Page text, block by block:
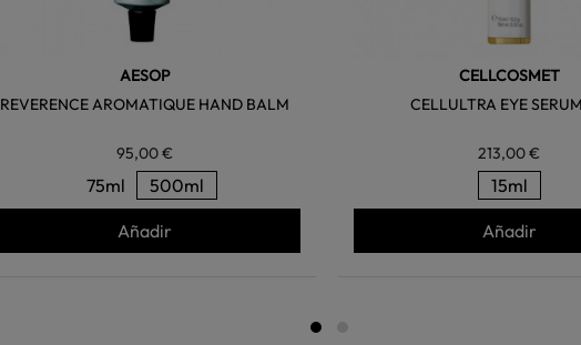
AESOP
REVERENCE AROMATIQUE HAND BALM
95,00 €
75ml 500ml
Añadir
CELLCOSMET
CELLULTRA EYE
213,00 €
15ml
Añadir